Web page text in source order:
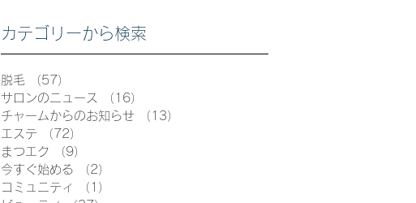
カテゴリーから検索
脱毛 （57）
サロンのニュース
（16）
チャームからのお知らせ
（13）
エステ
（72）
まつエク
（9）
今すぐ始める
（2）
コミュニティ
（1）